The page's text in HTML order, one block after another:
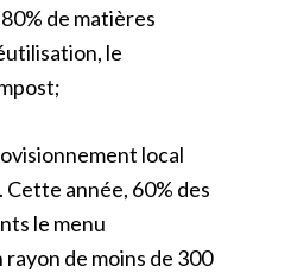
de matières
le
local
année, 60% des
le menu
de moins de 300